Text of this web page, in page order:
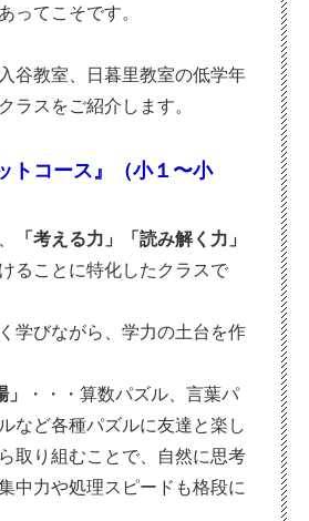
ってこそです。
谷教室、日暮里教室の低学年
ラスをご紹介します。
トコース』（小１〜小
「考える力」「読み解く力」
ることに特化したクラスで
学びながら、学力の土台を作
・・・算数パズル、言葉パ
など各種パズルに友達と楽し
取り組むことで、自然に思考
中力や処理スピードも格段に